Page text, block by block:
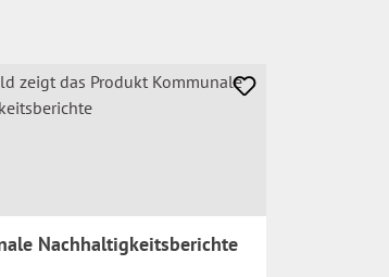
Nachhaltigkeitsberichte